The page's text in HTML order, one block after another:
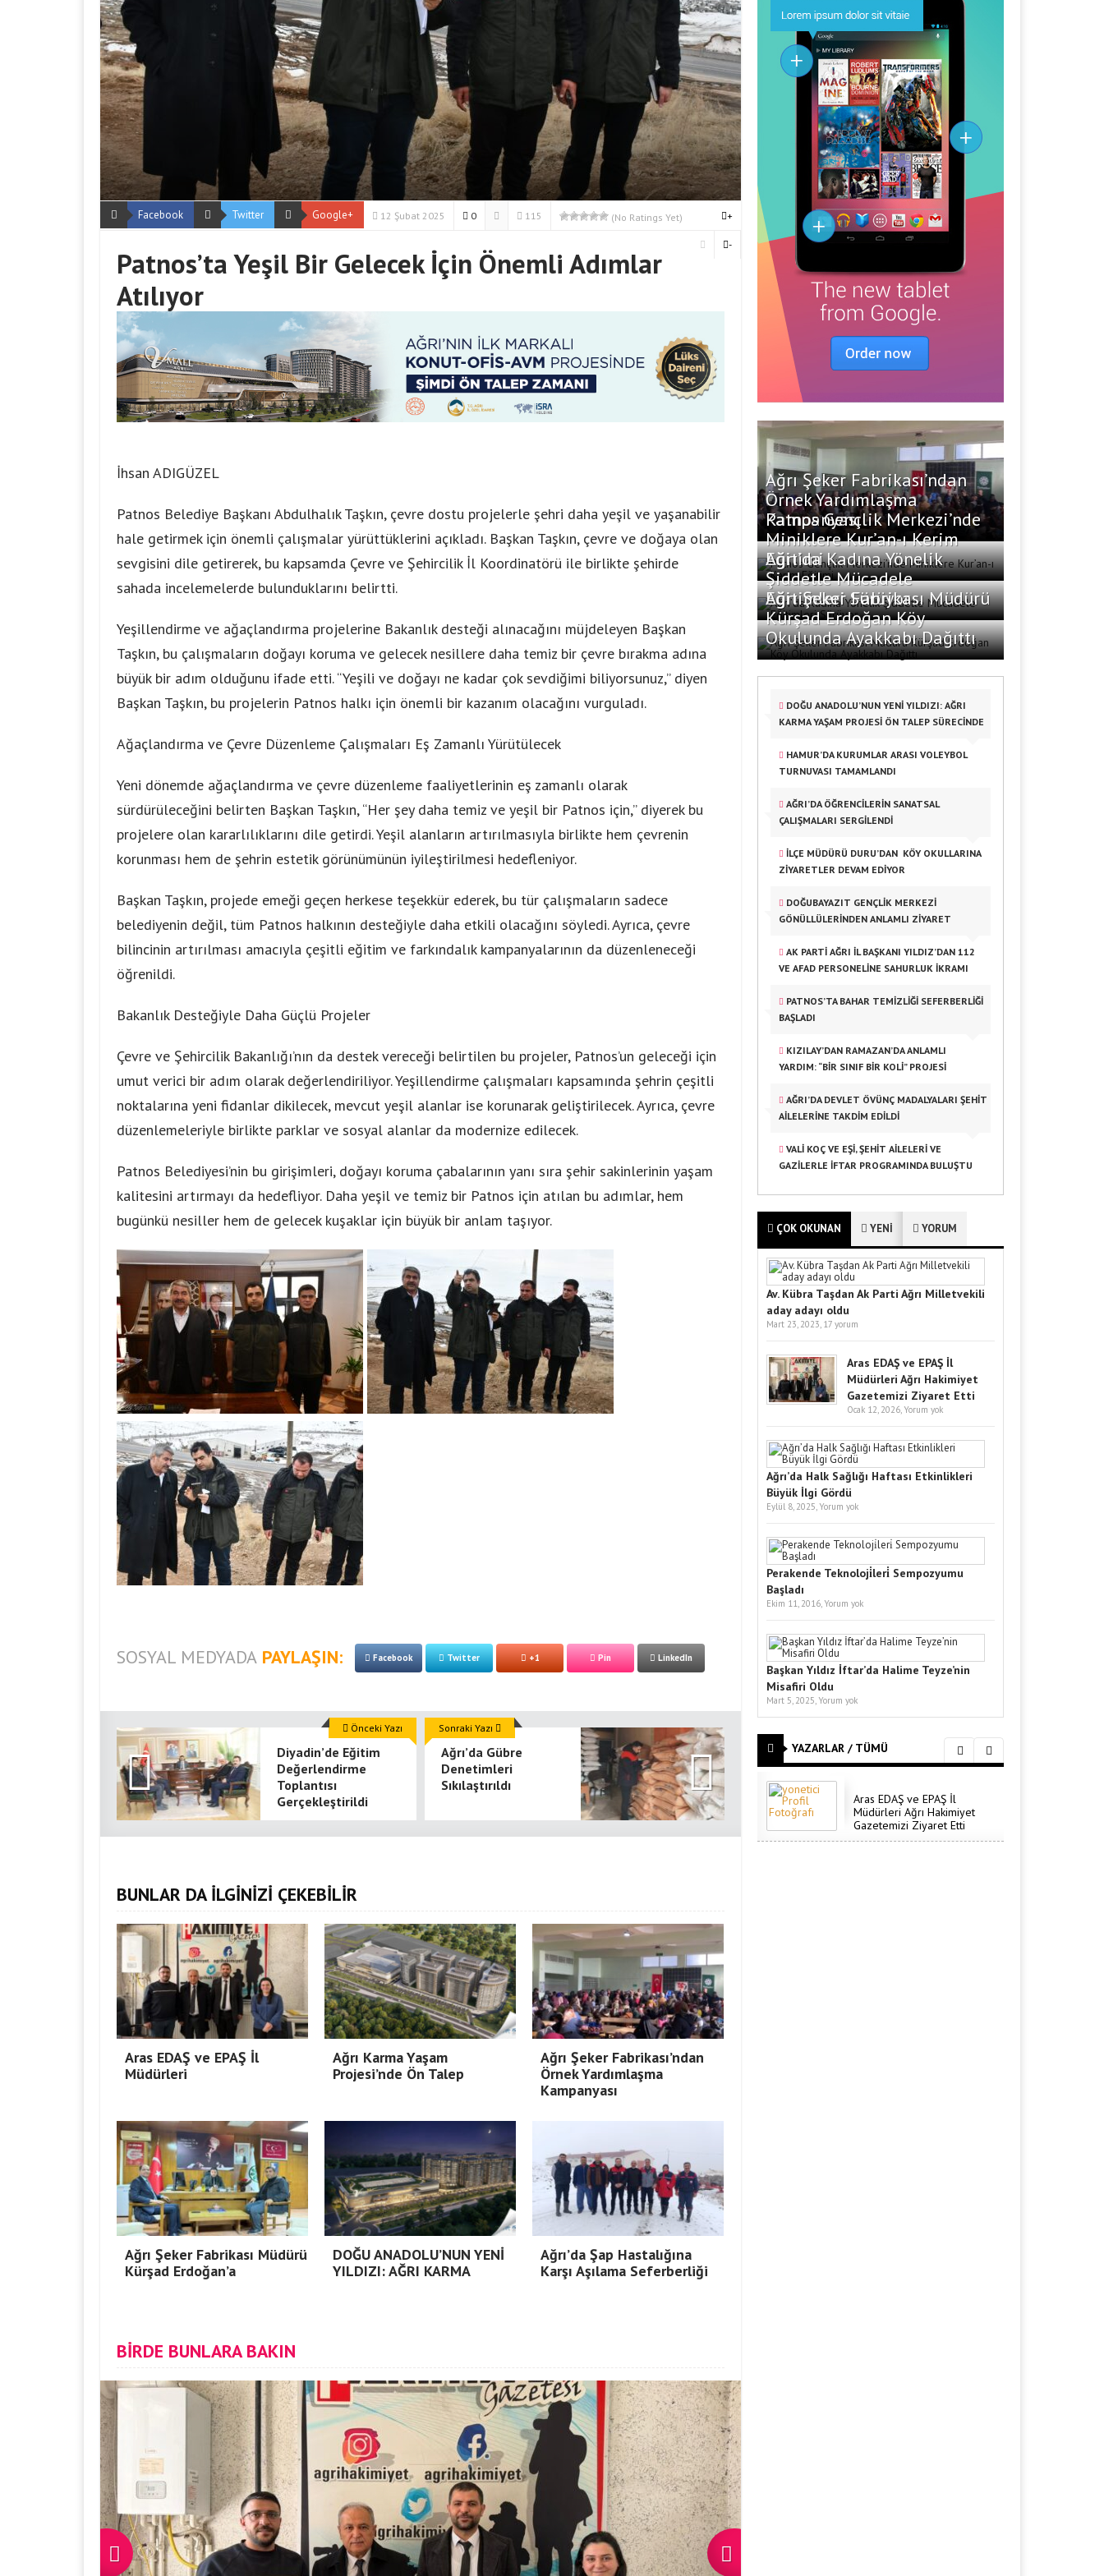
Facebook Twitter Google+ 12 Şubat 2025 0 115 (No Ratings Yet) +
-
Patnos’ta Yeşil Bir Gelecek İçin Önemli Adımlar
Atılıyor
İhsan ADIGÜZEL
Patnos Belediye Başkanı Abdulhalık Taşkın, çevre dostu projelerle şehri daha yeşil ve yaşanabilir
hale getirmek için önemli çalışmalar yürüttüklerini açıkladı. Başkan Taşkın, çevre ve doğaya olan
sevgisini dile getirerek, bu kapsamda Çevre ve Şehircilik İl Koordinatörü ile birlikte şehirde
sahada incelemelerde bulunduklarını belirtti.
Yeşillendirme ve ağaçlandırma projelerine Bakanlık desteği alınacağını müjdeleyen Başkan
Taşkın, bu çalışmaların doğayı koruma ve gelecek nesillere daha temiz bir çevre bırakma adına
büyük bir adım olduğunu ifade etti. “Yeşili ve doğayı ne kadar çok sevdiğimi biliyorsunuz,” diyen
Başkan Taşkın, bu projelerin Patnos halkı için önemli bir kazanım olacağını vurguladı.
Ağaçlandırma ve Çevre Düzenleme Çalışmaları Eş Zamanlı Yürütülecek
Yeni dönemde ağaçlandırma ve çevre düzenleme faaliyetlerinin eş zamanlı olarak
sürdürüleceğini belirten Başkan Taşkın, “Her şey daha temiz ve yeşil bir Patnos için,” diyerek bu
projelere olan kararlılıklarını dile getirdi. Yeşil alanların artırılmasıyla birlikte hem çevrenin
korunması hem de şehrin estetik görünümünün iyileştirilmesi hedefleniyor.
Başkan Taşkın, projede emeği geçen herkese teşekkür ederek, bu tür çalışmaların sadece
belediyenin değil, tüm Patnos halkının desteğiyle daha etkili olacağını söyledi. Ayrıca, çevre
bilincinin artırılması amacıyla çeşitli eğitim ve farkındalık kampanyalarının da düzenleneceği
öğrenildi.
Bakanlık Desteğiyle Daha Güçlü Projeler
Çevre ve Şehircilik Bakanlığı’nın da destek vereceği belirtilen bu projeler, Patnos’un geleceği için
umut verici bir adım olarak değerlendiriliyor. Yeşillendirme çalışmaları kapsamında şehrin çeşitli
noktalarına yeni fidanlar dikilecek, mevcut yeşil alanlar ise korunarak geliştirilecek. Ayrıca, çevre
düzenlemeleriyle birlikte parklar ve sosyal alanlar da modernize edilecek.
Patnos Belediyesi’nin bu girişimleri, doğayı koruma çabalarının yanı sıra şehir sakinlerinin yaşam
kalitesini artırmayı da hedefliyor. Daha yeşil ve temiz bir Patnos için atılan bu adımlar, hem
bugünkü nesiller hem de gelecek kuşaklar için büyük bir anlam taşıyor.
SOSYAL MEDYADA PAYLAŞIN: Facebook Twitter +1 Pin LinkedIn
Diyadin’de Eğitim
Değerlendirme
Toplantısı
Gerçekleştirildi
Önceki Yazı
Ağrı’da Gübre
Denetimleri
Sıkılaştırıldı
Sonraki Yazı
BUNLAR DA İLGİNİZİ ÇEKEBİLİR
Aras EDAŞ ve EPAŞ İl
Müdürleri
Ağrı Karma Yaşam
Projesi’nde Ön Talep
Ağrı Şeker Fabrikası’ndan
Örnek Yardımlaşma
Kampanyası
Ağrı Şeker Fabrikası Müdürü
Kürşad Erdoğan’a
DOĞU ANADOLU’NUN YENİ
YILDIZI: AĞRI KARMA
Ağrı’da Şap Hastalığına
Karşı Aşılama Seferberliği
BİRDE BUNLARA BAKIN
Ağrı Şeker Fabrikası’ndan
Örnek Yardımlaşma
Kampanyası
Patnos Gençlik Merkezi’nde
Miniklere Kur’an-ı Kerim
Eğitimi
Ağrı’da Kadına Yönelik
Şiddetle Mücadele
Eğitimleri Sürüyor
Ağrı Şeker Fabrikası Müdürü
Kürşad Erdoğan Köy
Okulunda Ayakkabı Dağıttı
DOĞU ANADOLU’NUN YENİ YILDIZI: AĞRI
KARMA YAŞAM PROJESİ ÖN TALEP SÜRECİNDE
HAMUR’DA KURUMLAR ARASI VOLEYBOL
TURNUVASI TAMAMLANDI
AĞRI’DA ÖĞRENCILERIN SANATSAL
ÇALIŞMALARI SERGILENDI
İLÇE MÜDÜRÜ DURU’DAN KÖY OKULLARINA
ZIYARETLER DEVAM EDIYOR
DOĞUBAYAZIT GENÇLIK MERKEZI
GÖNÜLLÜLERINDEN ANLAMLI ZIYARET
AK PARTI AĞRI İL BAŞKANI YILDIZ’DAN 112
VE AFAD PERSONELINE SAHURLUK İKRAMI
PATNOS’TA BAHAR TEMIZLIĞI SEFERBERLIĞI
BAŞLADI
KIZILAY’DAN RAMAZAN’DA ANLAMLI
YARDIM: “BIR SINIF BIR KOLI” PROJESI
AĞRI’DA DEVLET ÖVÜNÇ MADALYALARI ŞEHIT
AILELERINE TAKDIM EDILDI
VALI KOÇ VE EŞI, ŞEHIT AILELERI VE
GAZILERLE İFTAR PROGRAMINDA BULUŞTU
ÇOK OKUNAN YENİ YORUM
Av. Kübra Taşdan Ak Parti Ağrı Milletvekili
aday adayı oldu
Mart 23, 2023, 17 yorum
Aras EDAŞ ve EPAŞ İl
Müdürleri Ağrı Hakimiyet
Gazetemizi Ziyaret Etti
Ocak 12, 2026, Yorum yok
Ağrı’da Halk Sağlığı Haftası Etkinlikleri
Büyük İlgi Gördü
Eylül 8, 2025, Yorum yok
Perakende Teknoloji̇leri̇ Sempozyumu
Başladı
Ekim 11, 2016, Yorum yok
Başkan Yıldız İftar’da Halime Teyze’nin
Misafiri Oldu
Mart 5, 2025, Yorum yok
YAZARLAR / TÜMÜ
Aras EDAŞ ve EPAŞ İl
Müdürleri Ağrı Hakimiyet
Gazetemizi Ziyaret Etti